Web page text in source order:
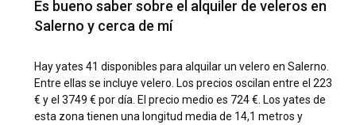
Salerno es conocida por sus atracciones históricas como la
mientras que los entusiastas de la comida disfrutan de la
auténtica cocina italiana en restaurantes locales y cafés al
aire libre.
застраховано, и расходы составили всего
270+900. Без страховки сложно даже
сожалению, оказались немного потрепанными, и
за ними явно не следят должным образом.
Наличие множества неисправностей, а также
чистота корабля оставляют желать лучшего.
Es bueno saber sobre el alquiler de veleros en
Salerno y cerca de mí
Hay yates 41 disponibles para alquilar un velero en Salerno.
Entre ellas se incluye velero. Los precios oscilan entre el 223
€ y el 3749 € por día. El precio medio es 724 €. Los yates de
esta zona tienen una longitud media de 14,1 metros y